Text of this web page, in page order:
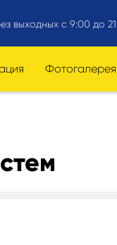
выходных с 9:00 до
Фотогалерея